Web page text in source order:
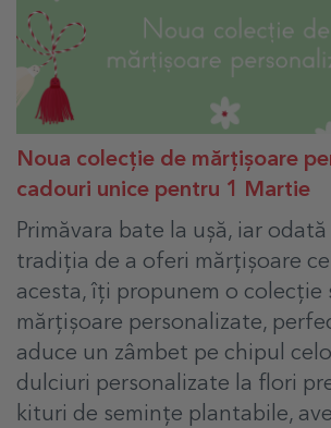
Noua colecție de mărțișoare
cadouri unice pentru 1 Martie
Primăvara bate la ușă, iar
tradiția de a oferi mărțișoare
acesta, îți propunem o colecție
mărțișoare personalizate,
aduce un zâmbet pe chipul
dulciuri personalizate la flori
kituri de semințe plantabile,